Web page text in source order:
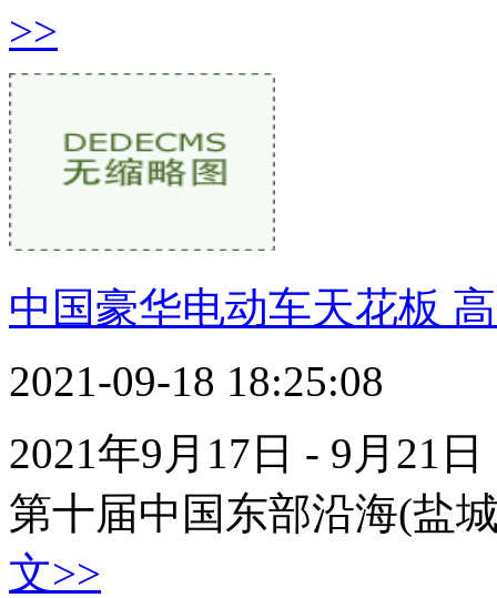
>>
中国豪华电动车天花板
2021-09-18 18:25:08
2021年9月17日 - 9月21
第十届中国东部沿海(盐
文>>